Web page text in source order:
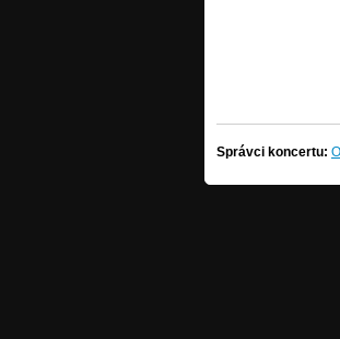
Správci koncertu: